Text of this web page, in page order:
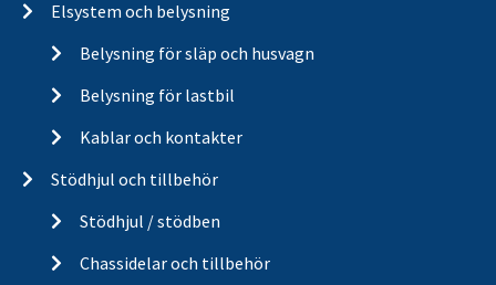
Elsystem och belysning
Belysning för släp och husvagn
Belysning för lastbil
Kablar och kontakter
Stödhjul och tillbehör
Stödhjul / stödben
Chassidelar och tillbehör